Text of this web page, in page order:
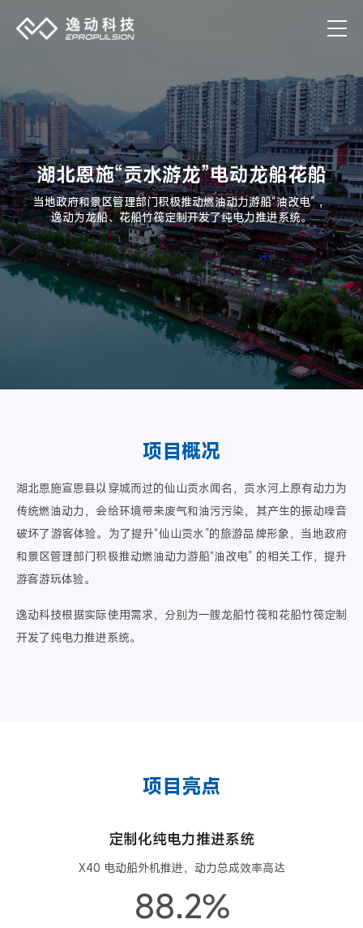
湖北恩施“贡水游龙”电动龙船花船
当地政府和景区管理部门积极推动燃油动力游船“油改电” ，
逸动为龙船、花船竹筏定制开发了纯电力推进系统。
项目概况
湖北恩施宣恩县以穿城而过的仙山贡水闻名，贡水河上原有动力为
传统燃油动力，会给环境带来废气和油污污染，其产生的振动噪音
破坏了游客体验。为了提升“仙山贡水”的旅游品牌形象，当地政府
和景区管理部门积极推动燃油动力游船“油改电” 的相关工作，提升
游客游玩体验。
逸动科技根据实际使用需求，分别为一艘龙船竹筏和花船竹筏定制
开发了纯电力推进系统。
项目亮点
定制化纯电力推进系统
X40 电动船外机推进，动力总成效率高达
88.2%